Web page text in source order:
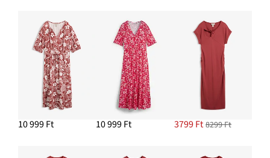
10 999 Ft 10 999 Ft 3799 Ft 8299 Ft